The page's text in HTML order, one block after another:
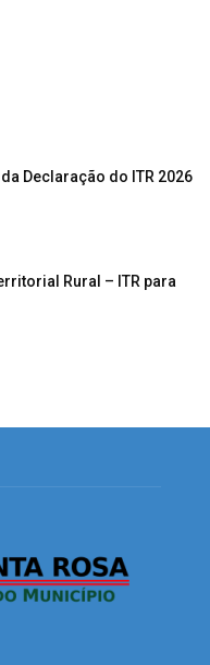
Declaração do ITR 2026
Rural – ITR para